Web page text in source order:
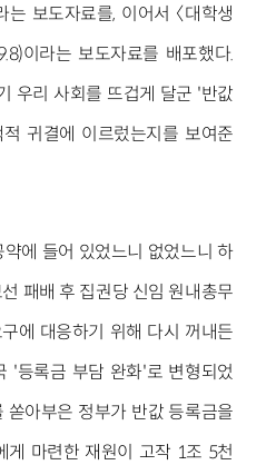
는 보도자료를, 이어서 〈대학생
이라는 보도자료를 배포했다.
우리 사회를 뜨겁게 달군 '반값
귀결에 이르렀는지를 보여준
에 들어 있었느니 없었느니 하
패배 후 집권당 신임 원내총무
에 대응하기 위해 다시 꺼내든
'등록금 부담 완화'로 변형되었
쏟아부은 정부가 반값 등록금을
게 마련한 재원이 고작 1조 5천